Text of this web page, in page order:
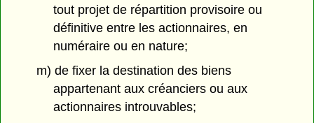
tout projet de répartition provisoire ou
définitive entre les actionnaires, en
numéraire ou en nature;
m) de fixer la destination des biens
appartenant aux créanciers ou aux
actionnaires introuvables;